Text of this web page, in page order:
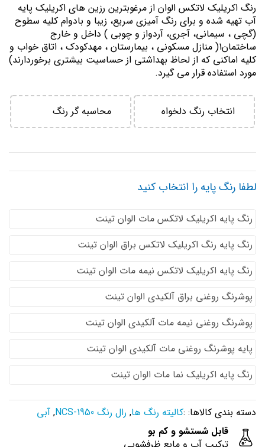
رنگ اكريليك لاتكس الوان از مرغوبترين رزين هاي اكريليك پايه
آب تهيه شده و برای رنگ آمیزی سریع، زیبا و بادوام کلیه سطوح
(گچی ، سیمانی، آجری، آردواز و چوبی ) داخل و خارج
ساختمان1( منازل مسكوني ، بيمارستان ، مهدكودك ، اتاق خواب و
كليه اماكني كه از لحاظ بهداشتي از حساسيت بيشتري برخوردارند)
مورد استفاده قرار می گیرد.
انتخاب رنگ دلخواه محاسبه گر رنگ
لطفا رنگ پایه را انتخاب کنید
رنگ پایه اكريليك لاتكس مات الوان تینت
رنگ پایه رنگ اكريليك لاتكس براق الوان تینت
رنگ پایه اكريليك لاتكس نيمه مات الوان تینت
پوشرنگ روغنی براق آلکیدی الوان تینت
پوشرنگ روغنی نیمه مات آلکیدی الوان تینت
پایه پوشرنگ روغنی مات آلکیدی الوان تینت
رنگ پایه اکریلیک نما مات الوان تینت
دسته بندی کالاها: :کالیته رنگ ها, رال رنگ NCS-1950 , آبی
قابل شستشو و کم بو